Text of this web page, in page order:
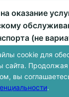
оказание
(не
Заказать
cookie для
сайта. Продолжая
вы
.